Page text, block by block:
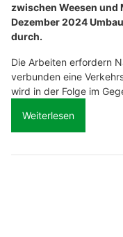
zwischen Weesen und
Dezember 2024
durch.
Die Arbeiten erfordern
verbunden eine
wird in der Folge im
Weiterlesen